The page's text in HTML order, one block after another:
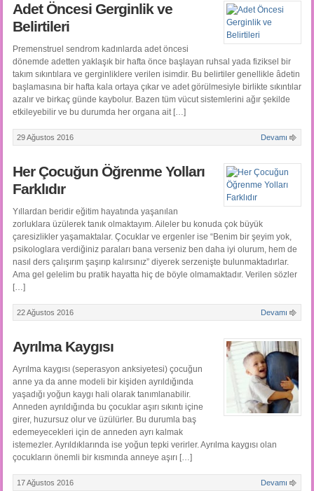
Adet Öncesi Gerginlik ve
Belirtileri
Premenstruel sendrom kadınlarda adet öncesi
dönemde adetten yaklaşık bir hafta önce başlayan ruhsal yada fiziksel bir
takım sıkıntılara ve gerginliklere verilen isimdir. Bu belirtiler genellikle âdetin
başlamasına bir hafta kala ortaya çıkar ve adet görülmesiyle birlikte sıkıntılar
azalır ve birkaç günde kaybolur. Bazen tüm vücut sistemlerini ağır şekilde
etkileyebilir ve bu durumda her organa ait […]
29 Ağustos 2016 Devamı
Her Çocuğun Öğrenme Yolları
Farklıdır
Yıllardan beridir eğitim hayatında yaşanılan
zorluklara üzülerek tanık olmaktayım. Aileler bu konuda çok büyük
çaresizlikler yaşamaktalar. Çocuklar ve ergenler ise “Benim bir şeyim yok,
psikologlara verdiğiniz paraları bana verseniz ben daha iyi olurum, hem de
nasıl ders çalışırım şaşırıp kalırsınız” diyerek serzenişte bulunmaktadırlar.
Ama gel gelelim bu pratik hayatta hiç de böyle olmamaktadır. Verilen sözler
[…]
22 Ağustos 2016 Devamı
Ayrılma Kaygısı
Ayrılma kaygısı (seperasyon anksiyetesi) çocuğun
anne ya da anne modeli bir kişiden ayrıldığında
yaşadığı yoğun kaygı hali olarak tanımlanabilir.
Anneden ayrıldığında bu çocuklar aşırı sıkıntı içine
girer, huzursuz olur ve üzülürler. Bu durumla baş
edemeyecekleri için de anneden ayrı kalmak
istemezler. Ayrıldıklarında ise yoğun tepki verirler. Ayrılma kaygısı olan
çocukların önemli bir kısmında anneye aşırı […]
17 Ağustos 2016 Devamı